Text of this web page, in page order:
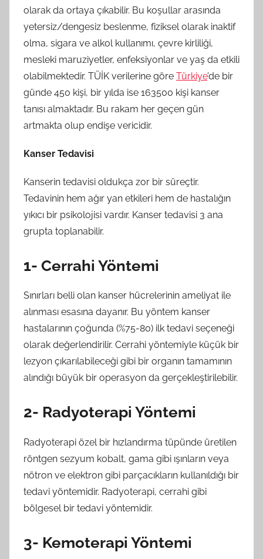
olarak da ortaya çıkabilir. Bu koşullar arasında
yetersiz/dengesiz beslenme, fiziksel olarak inaktif
olma, sigara ve alkol kullanımı, çevre kirliliği,
mesleki maruziyetler, enfeksiyonlar ve yaş da etkili
olabilmektedir. TÜİK verilerine göre Türkiye’de bir
günde 450 kişi, bir yılda ise 163500 kişi kanser
tanısı almaktadır. Bu rakam her geçen gün
artmakta olup endişe vericidir.
Kanser Tedavisi
Kanserin tedavisi oldukça zor bir süreçtir.
Tedavinin hem ağır yan etkileri hem de hastalığın
yıkıcı bir psikolojisi vardır. Kanser tedavisi 3 ana
grupta toplanabilir.
1- Cerrahi Yöntemi
Sınırları belli olan kanser hücrelerinin ameliyat ile
alınması esasına dayanır. Bu yöntem kanser
hastalarının çoğunda (%75-80) ilk tedavi seçeneği
olarak değerlendirilir. Cerrahi yöntemiyle küçük bir
lezyon çıkarılabileceği gibi bir organın tamamının
alındığı büyük bir operasyon da gerçekleştirilebilir.
2- Radyoterapi Yöntemi
Radyoterapi özel bir hızlandırma tüpünde üretilen
röntgen sezyum kobalt, gama gibi ışınların veya
nötron ve elektron gibi parçacıkların kullanıldığı bir
tedavi yöntemidir. Radyoterapi, cerrahi gibi
bölgesel bir tedavi yöntemidir.
3- Kemoterapi Yöntemi